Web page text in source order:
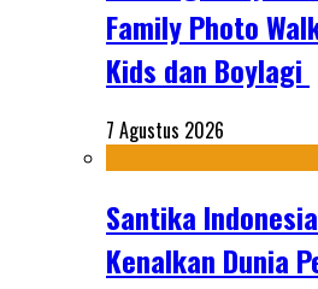
Family Photo
Kids dan Boylagi
7 Agustus 2026
Santika
Kenalkan Dunia